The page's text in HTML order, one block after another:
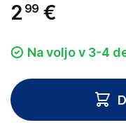
2 99 €
Na voljo v 3-4